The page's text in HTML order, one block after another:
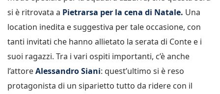
si è ritrovata a Pietrarsa per la cena di Natale. Una
location inedita e suggestiva per tale occasione, con
tanti invitati che hanno allietato la serata di Conte e i
suoi ragazzi. Tra i vari ospiti importanti, c’è anche
l’attoreAlessandro Siani: quest’ultimo si è reso
protagonista di un siparietto tutto da ridere con il